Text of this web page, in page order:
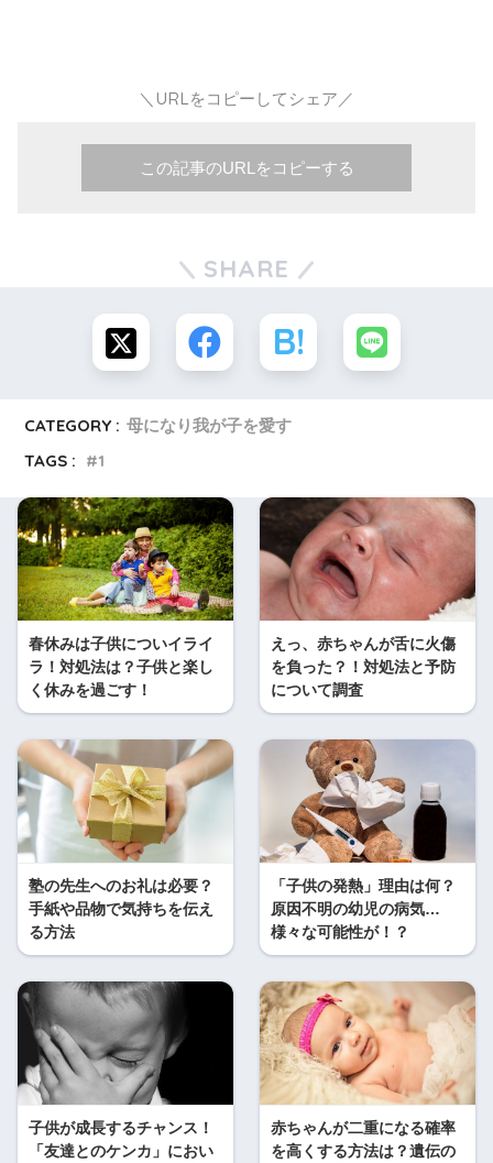
＼URLをコピーしてシェア／
この記事のURLをコピーする
SHARE
CATEGORY : 母になり我が子を愛す
TAGS :
1
春休みは子供についイライ
ラ！対処法は？子供と楽し
く休みを過ごす！
えっ、赤ちゃんが舌に火傷
を負った？！対処法と予防
について調査
塾の先生へのお礼は必要？
手紙や品物で気持ちを伝え
る方法
「子供の発熱」理由は何？
原因不明の幼児の病気…
様々な可能性が！？
子供が成長するチャンス！
「友達とのケンカ」におい
赤ちゃんが二重になる確率
を高くする方法は？遺伝の